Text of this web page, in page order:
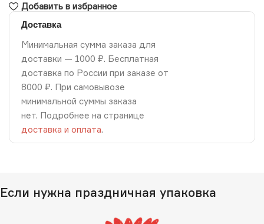
Добавить в избранное
Доставка
Минимальная сумма заказа для
доставки — 1000 ₽. Бесплатная
доставка по России при заказе от
8000 ₽. При самовывозе
минимальной суммы заказа
нет. Подробнее на странице
доставка и оплата.
Если нужна праздничная упаковка